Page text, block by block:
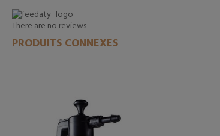
There are no reviews
PRODUITS CONNEXES